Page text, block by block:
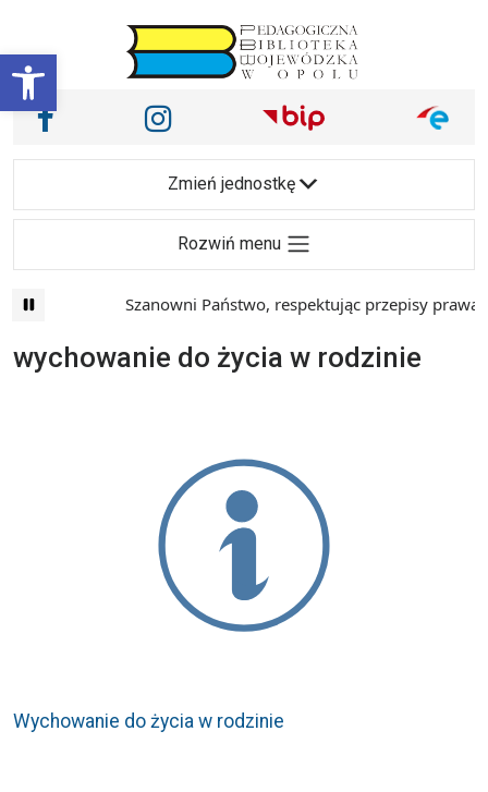
Otwórz pasek narzędzi
Main Navigation
Nasze media społecznościowe i inne
Facebook Instagram
Zmień jednostkę
Rozwiń menu
Szanowni Państwo, respektując przepisy prawa i
wychowanie do życia w rodzinie
Wychowanie do życia w rodzinie